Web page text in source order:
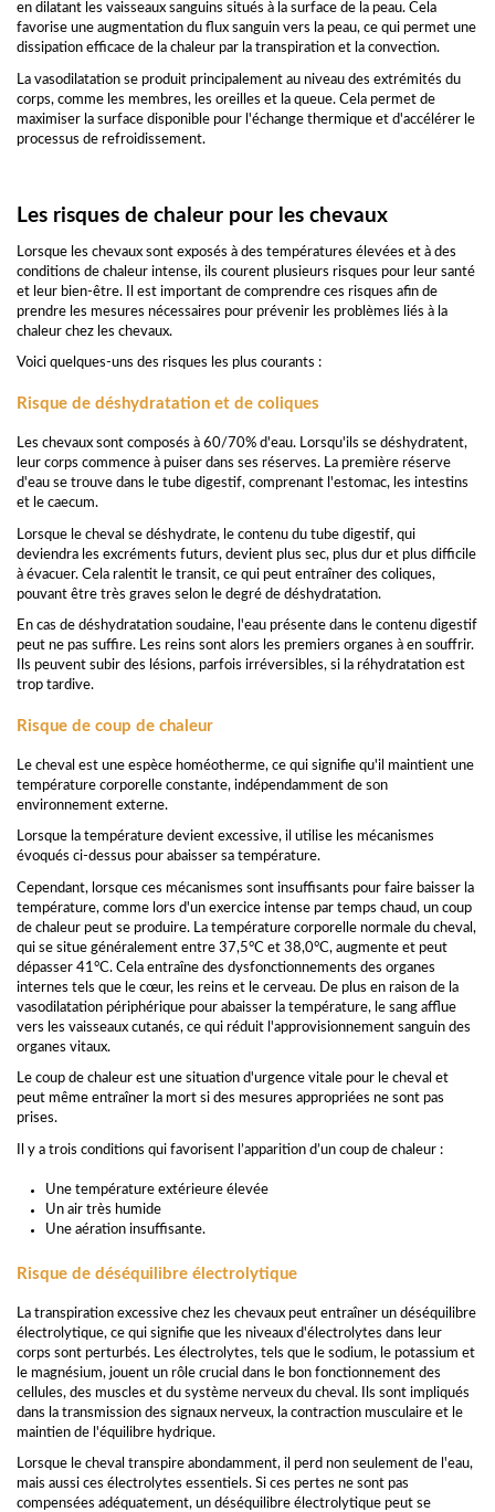
en dilatant les vaisseaux sanguins situés à la surface de la peau. Cela
favorise une augmentation du flux sanguin vers la peau, ce qui permet une
dissipation efficace de la chaleur par la transpiration et la convection.
La vasodilatation se produit principalement au niveau des extrémités du
corps, comme les membres, les oreilles et la queue. Cela permet de
maximiser la surface disponible pour l'échange thermique et d'accélérer le
processus de refroidissement.
Les risques de chaleur pour les chevaux
Lorsque les chevaux sont exposés à des températures élevées et à des
conditions de chaleur intense, ils courent plusieurs risques pour leur santé
et leur bien-être. Il est important de comprendre ces risques afin de
prendre les mesures nécessaires pour prévenir les problèmes liés à la
chaleur chez les chevaux.
Voici quelques-uns des risques les plus courants :
Risque de déshydratation et de coliques
Les chevaux sont composés à 60/70% d'eau. Lorsqu'ils se déshydratent,
leur corps commence à puiser dans ses réserves. La première réserve
d'eau se trouve dans le tube digestif, comprenant l'estomac, les intestins
et le caecum.
Lorsque le cheval se déshydrate, le contenu du tube digestif, qui
deviendra les excréments futurs, devient plus sec, plus dur et plus difficile
à évacuer. Cela ralentit le transit, ce qui peut entraîner des coliques,
pouvant être très graves selon le degré de déshydratation.
En cas de déshydratation soudaine, l'eau présente dans le contenu digestif
peut ne pas suffire. Les reins sont alors les premiers organes à en souffrir.
Ils peuvent subir des lésions, parfois irréversibles, si la réhydratation est
trop tardive.
Risque de coup de chaleur
Le cheval est une espèce homéotherme, ce qui signifie qu'il maintient une
température corporelle constante, indépendamment de son
environnement externe.
Lorsque la température devient excessive, il utilise les mécanismes
évoqués ci-dessus pour abaisser sa température.
Cependant, lorsque ces mécanismes sont insuffisants pour faire baisser la
température, comme lors d'un exercice intense par temps chaud, un coup
de chaleur peut se produire. La température corporelle normale du cheval,
qui se situe généralement entre 37,5°C et 38,0°C, augmente et peut
dépasser 41°C. Cela entraîne des dysfonctionnements des organes
internes tels que le cœur, les reins et le cerveau. De plus en raison de la
vasodilatation périphérique pour abaisser la température, le sang afflue
vers les vaisseaux cutanés, ce qui réduit l'approvisionnement sanguin des
organes vitaux.
Le coup de chaleur est une situation d'urgence vitale pour le cheval et
peut même entraîner la mort si des mesures appropriées ne sont pas
prises.
Il y a trois conditions qui favorisent l’apparition d’un coup de chaleur :
Une température extérieure élevée
Un air très humide
Une aération insuffisante.
Risque de déséquilibre électrolytique
La transpiration excessive chez les chevaux peut entraîner un déséquilibre
électrolytique, ce qui signifie que les niveaux d'électrolytes dans leur
corps sont perturbés. Les électrolytes, tels que le sodium, le potassium et
le magnésium, jouent un rôle crucial dans le bon fonctionnement des
cellules, des muscles et du système nerveux du cheval. Ils sont impliqués
dans la transmission des signaux nerveux, la contraction musculaire et le
maintien de l'équilibre hydrique.
Lorsque le cheval transpire abondamment, il perd non seulement de l'eau,
mais aussi ces électrolytes essentiels. Si ces pertes ne sont pas
compensées adéquatement, un déséquilibre électrolytique peut se